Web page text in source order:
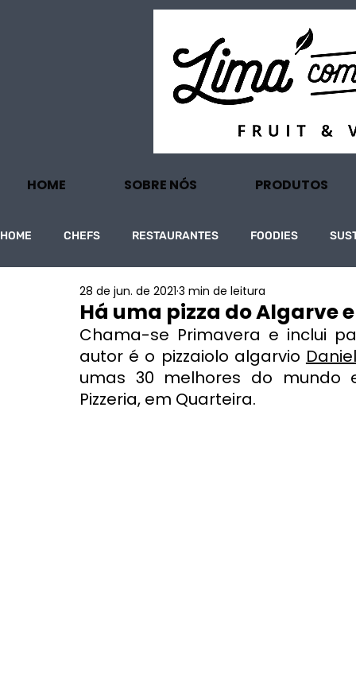
HOME SOBRE NÓS PRODUTOS
HOME CHEFS RESTAURANTES FOODIES
PROJECTOS TURISMO ECONOMIA
Há uma pizza do Algarve
28 de jun. de 2021 3 min de leitura
Chama-se Primavera e inclui
autor é o pizzaiolo algarvio
umas 30 melhores do mundo
Pizzeria, em Quarteira.